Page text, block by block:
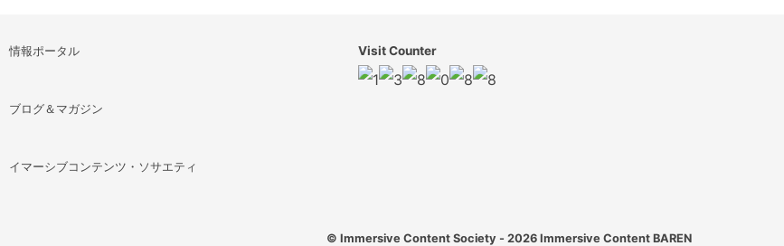
情報ポータル
ブログ＆マガジン
イマーシブコンテンツ・ソサエティ
Visit Counter
© Immersive Content Society - 2026 Immersive Content BAREN